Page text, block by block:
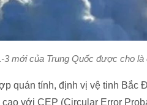
3 mới của Trung Quốc được cho
quán tính, định vị vệ tinh Bắc
với CEP (Circular Error